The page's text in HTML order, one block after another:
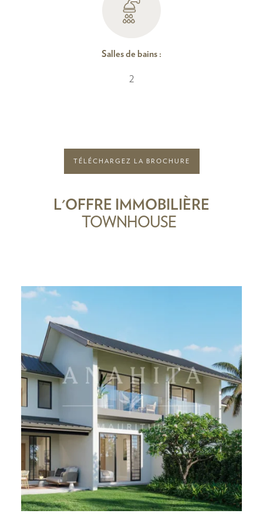
Salles de bains :
2
TÉLÉCHARGEZ LA BROCHURE
L'OFFRE IMMOBILIÈRE
TOWNHOUSE